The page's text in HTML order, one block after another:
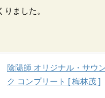
りました。
陰陽師 オリジナル・サウ
ク コンプリート [ 梅林茂 ]